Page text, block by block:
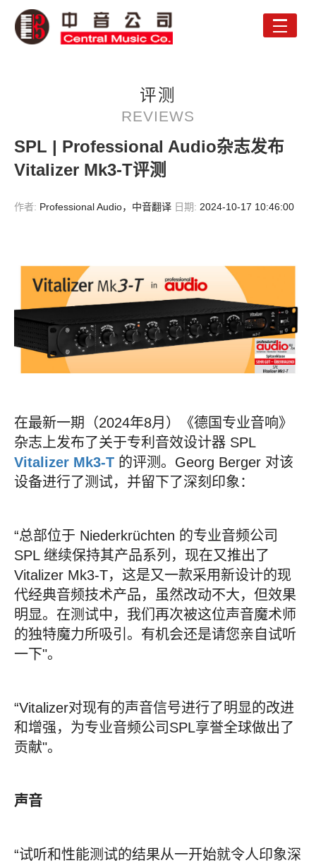
Toggle
评测
REVIEWS
SPL | Professional Audio杂志发布
Vitalizer Mk3-T评测
作者: Professional Audio，中音翻译 日期: 2024-10-17 10:46:00
在最新一期（2024年8月）《德国专业音响》
杂志上发布了关于专利音效设计器 SPL
Vitalizer Mk3-T的评测。Georg Berger 对该
设备进行了测试，并留下了深刻印象：
“总部位于 Niederkrüchten 的专业音频公司
SPL 继续保持其产品系列，现在又推出了
Vitalizer Mk3-T，这是又一款采用新设计的现
代经典音频技术产品，虽然改动不大，但效果
明显。在测试中，我们再次被这位声音魔术师
的独特魔力所吸引。有机会还是请您亲自试听
一下"。
“Vitalizer对现有的声音信号进行了明显的改进
和增强，为专业音频公司SPL享誉全球做出了
贡献"。
声音
“试听和性能测试的结果从一开始就令人印象深